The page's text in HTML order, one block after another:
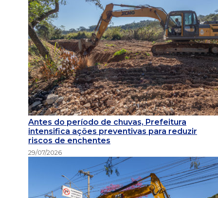
Antes do período de chuvas, Prefeitura
intensifica ações preventivas para reduzir
riscos de enchentes
29/07/2026